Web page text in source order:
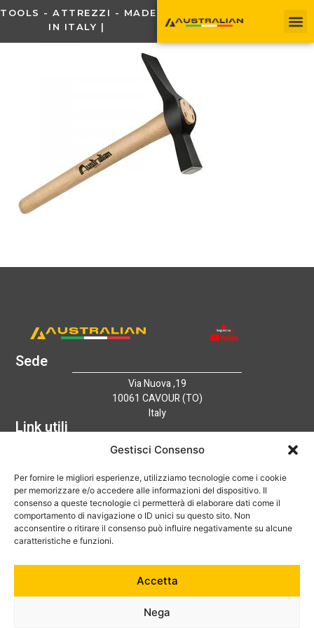
Gestisci Consenso
Per fornire le migliori esperienze, utilizziamo tecnologie come i cookie
per memorizzare e/o accedere alle informazioni del dispositivo. Il
consenso a queste tecnologie ci permetterà di elaborare dati come il
comportamento di navigazione o ID unici su questo sito. Non
acconsentire o ritirare il consenso può influire negativamente su alcune
caratteristiche e funzioni.
Accetta
Nega
TOOLS - ATTREZZI - MADE
IN ITALY |
Sede
Via Nuova ,19
10061 CAVOUR (TO)
Italy
Link utili
Home
Catalogo
Tecnologia
News
Contatti
Hai bisogno di aiuto?
+39 0121 600752
info@australian-srl.com